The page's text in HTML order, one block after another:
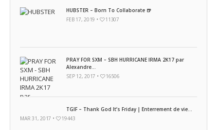
HUBSTER – Born To Collaborate 🍺
FEB 17, 2019 •
11307
PRAY FOR SXM – SBH HURRICANE IRMA 2K17 par
Alexandre...
SEP 12, 2017 •
16506
TGIF – Thank God It’s Friday | Enterrement de vie...
MAR 31, 2017 •
19443